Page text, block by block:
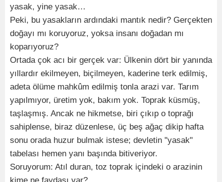
yasak, yine yasak…
Peki, bu yasakların ardındaki mantık nedir? Gerçekten
doğayı mı koruyoruz, yoksa insanı doğadan mı
koparıyoruz?
Ortada çok acı bir gerçek var: Ülkenin dört bir yanında
yıllardır ekilmeyen, biçilmeyen, kaderine terk edilmiş,
adeta ölüme mahkûm edilmiş tonla arazi var. Tarım
yapılmıyor, üretim yok, bakım yok. Toprak küsmüş,
taşlaşmış. Ancak ne hikmetse, biri çıkıp o toprağı
sahiplense, biraz düzenlese, üç beş ağaç dikip hafta
sonu orada huzur bulmak istese; devletin "yasak"
tabelası hemen yanı başında bitiveriyor.
Soruyorum: Atıl duran, toz toprak içindeki o arazinin